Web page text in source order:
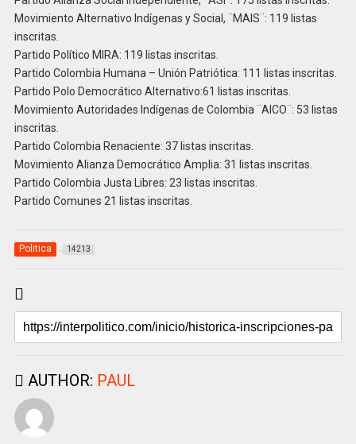
Movimiento Alternativo Indígenas y Social, ¨MAIS¨: 119 listas
inscritas.
Partido Político MIRA: 119 listas inscritas.
Partido Colombia Humana – Unión Patriótica: 111 listas inscritas.
Partido Polo Democrático Alternativo:61 listas inscritas.
Movimiento Autoridades Indígenas de Colombia ¨AICO¨: 53 listas
inscritas.
Partido Colombia Renaciente: 37 listas inscritas.
Movimiento Alianza Democrático Amplia: 31 listas inscritas.
Partido Colombia Justa Libres: 23 listas inscritas.
Partido Comunes 21 listas inscritas.
Politica 14213
AUTHOR: PAUL